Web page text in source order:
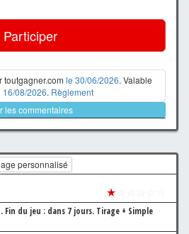
Participer
toutgagner.com le 30/06/2026. Valable
16/08/2026. Règlement
les commentaires
personnalisé
★
Fin du jeu : dans 7 jours. Tirage + Simple